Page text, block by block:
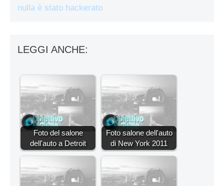
nulla è stato hackerato
LEGGI ANCHE:
Foto del salone
dell'auto a Detroit
Foto salone dell'auto
di New York 2011